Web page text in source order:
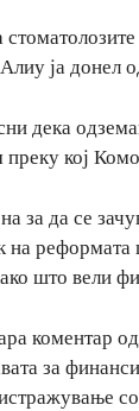
ја донел
дека
преку кој
за да се
на реформата
што вели
коментар
за